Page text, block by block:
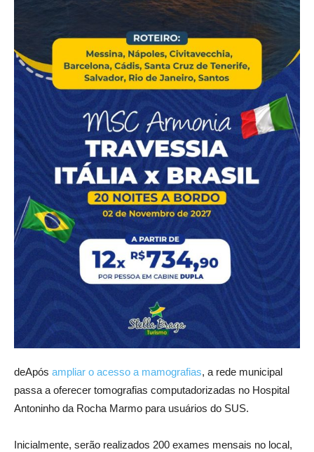
deApós ampliar o acesso a mamografias, a rede municipal
passa a oferecer tomografias computadorizadas no Hospital
Antoninho da Rocha Marmo para usuários do SUS.
Inicialmente, serão realizados 200 exames mensais no local,